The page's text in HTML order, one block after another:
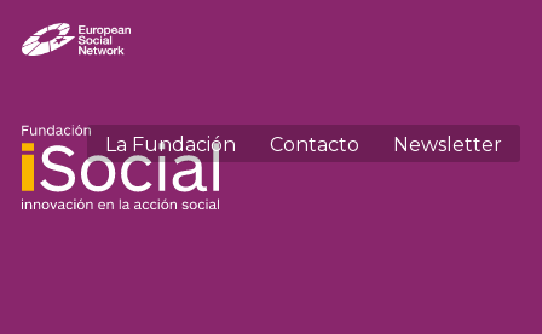
La Fundación Contacto Newsletter